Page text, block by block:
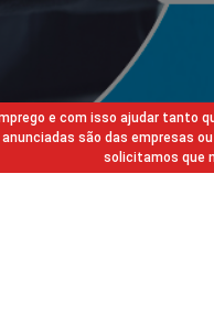
e com isso ajudar
são das empresas
solicitamos que